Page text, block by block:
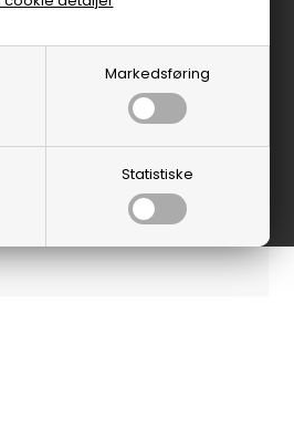
Markedsføring
Statistiske